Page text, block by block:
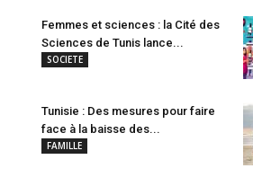
Femmes et sciences : la Cité des
Sciences de Tunis lance...
SOCIETE
Tunisie : Des mesures pour faire
face à la baisse des...
FAMILLE